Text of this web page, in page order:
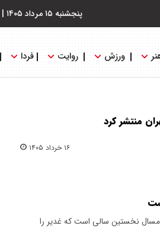
پنجشنبه ۱۵ مرداد ۱۴۰۵ |
ورزش روایت فردا
۱۶ خرداد ۱۴۰۵
نخستین سالی است که غدیر را